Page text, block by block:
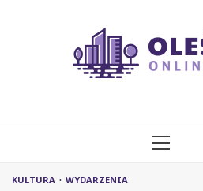
PRIMARY
KULTURA WYDARZENIA